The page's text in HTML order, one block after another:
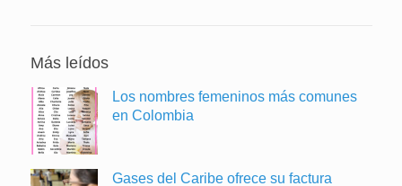
Más leídos
Los nombres femeninos más comunes
en Colombia
Gases del Caribe ofrece su factura